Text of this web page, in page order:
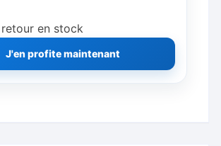
en stock
J'en profite maintenant